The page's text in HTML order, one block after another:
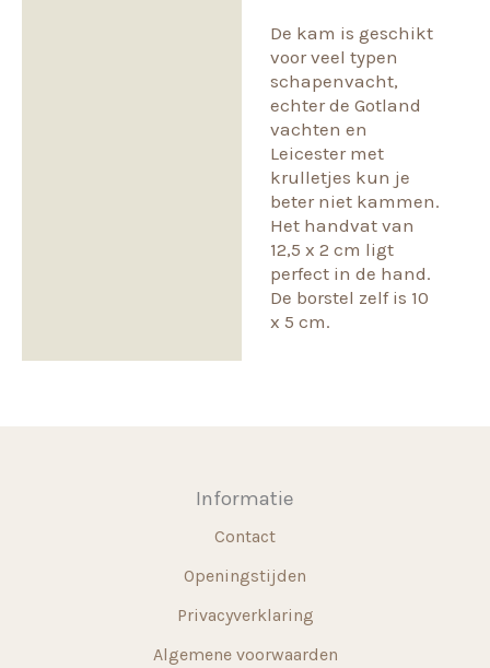
De kam is geschikt
voor veel typen
schapenvacht,
echter de Gotland
vachten en
Leicester met
krulletjes kun je
beter niet kammen.
Het handvat van
12,5 x 2 cm ligt
perfect in de hand.
De borstel zelf is 10
x 5 cm.
Informatie
Contact
Openingstijden
Privacyverklaring
Algemene voorwaarden